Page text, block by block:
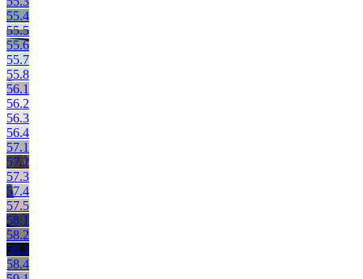
55.4
55.5
55.6
55.7
55.8
56.1
56.2
56.3
56.4
57.1
57.2
57.3
57.4
57.5
58.1
58.2
58.3
58.4